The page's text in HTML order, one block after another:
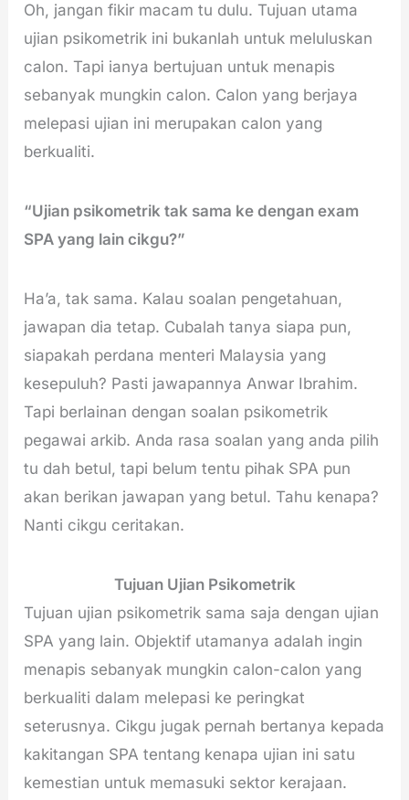
Oh, jangan fikir macam tu dulu. Tujuan utama
ujian psikometrik ini bukanlah untuk meluluskan
calon. Tapi ianya bertujuan untuk menapis
sebanyak mungkin calon. Calon yang berjaya
melepasi ujian ini merupakan calon yang
berkualiti.
“Ujian psikometrik tak sama ke dengan exam
SPA yang lain cikgu?”
Ha’a, tak sama. Kalau soalan pengetahuan,
jawapan dia tetap. Cubalah tanya siapa pun,
siapakah perdana menteri Malaysia yang
kesepuluh? Pasti jawapannya Anwar Ibrahim.
Tapi berlainan dengan soalan psikometrik
pegawai arkib. Anda rasa soalan yang anda pilih
tu dah betul, tapi belum tentu pihak SPA pun
akan berikan jawapan yang betul. Tahu kenapa?
Nanti cikgu ceritakan.
Tujuan Ujian Psikometrik
Tujuan ujian psikometrik sama saja dengan ujian
SPA yang lain. Objektif utamanya adalah ingin
menapis sebanyak mungkin calon-calon yang
berkualiti dalam melepasi ke peringkat
seterusnya. Cikgu jugak pernah bertanya kepada
kakitangan SPA tentang kenapa ujian ini satu
kemestian untuk memasuki sektor kerajaan.